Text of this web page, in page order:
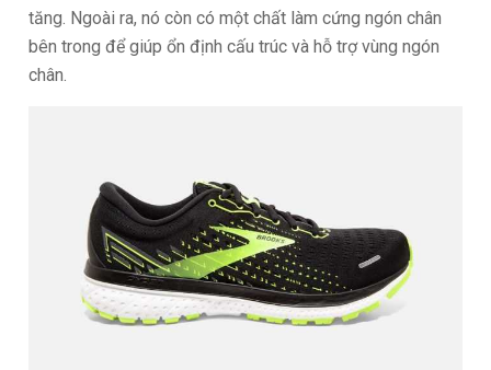
tăng. Ngoài ra, nó còn có một chất làm cứng ngón chân
bên trong để giúp ổn định cấu trúc và hỗ trợ vùng ngón
chân.